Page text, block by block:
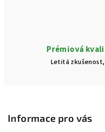
Prémiová
Letitá
Informace pro vás